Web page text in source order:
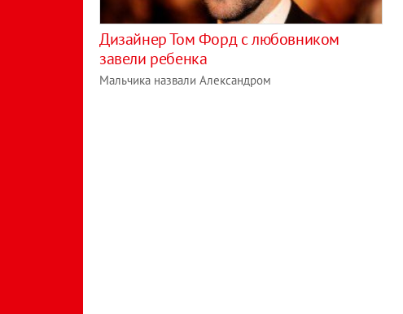
Дизайнер Том Форд с любовником
завели ребенка
Мальчика назвали Александром